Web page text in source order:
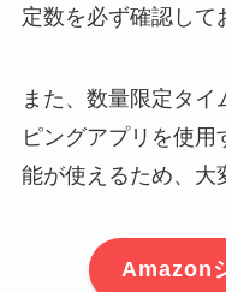
定数を必ず確認して
また、数量限定タイ
ピングアプリを使
能が使えるため、大
Amazon